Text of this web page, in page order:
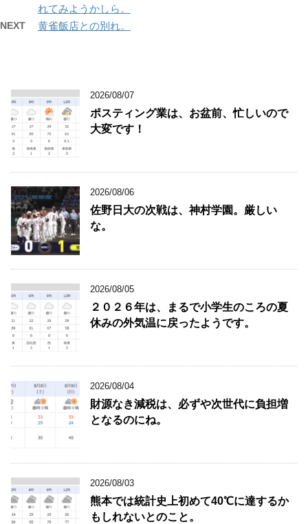
れてみようかしら。
NEXT 黄雀飯店との別れ。
2026/08/07
ポスティング業は、お盆前、忙しいので
大変です！
2026/08/06
佐野日大の次戦は、神村学園。厳しい
な。
2026/08/05
２０２６年は、まるで小学生のころの夏
休みの外気温に戻ったようです。
2026/08/04
財源なき減税は、必ずや次世代に負担増
となるのにね。
2026/08/03
熊本では統計史上初めて40℃に達するか
もしれないとのこと。